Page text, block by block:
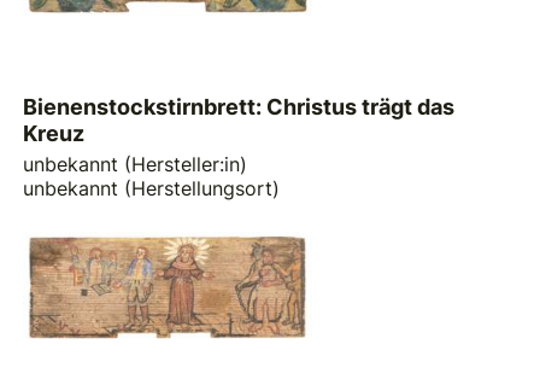
Bienenstockstirnbrett: Christus trägt das
Kreuz
unbekannt (Hersteller:in)
unbekannt (Herstellungsort)